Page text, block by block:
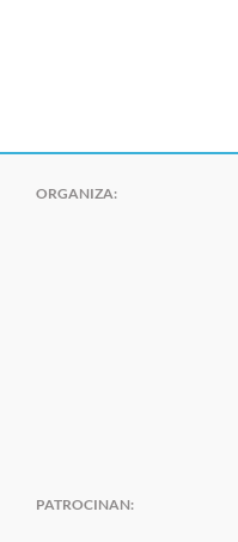
ORGANIZA:
PATROCINAN: